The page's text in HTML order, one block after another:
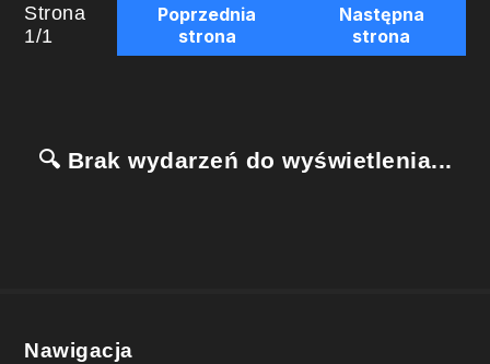
Strona
1/1
Poprzednia
strona
Następna
strona
🔍 Brak wydarzeń do wyświetlenia...
Nawigacja